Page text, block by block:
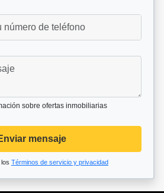
sobre ofertas inmobiliarias
mensaje
Términos de servicio y privacidad